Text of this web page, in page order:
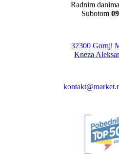
Radnim danima
Subotom
32300 Gornji
Kneza